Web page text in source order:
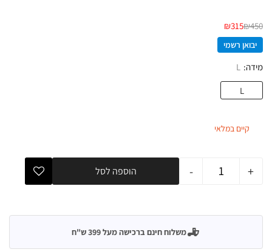
₪450
₪315
יבואן רשמי
מידה L
L
קיים במלאי
- + הוספה לסל
משלוח חינם ברכישה מעל 399 ש"ח